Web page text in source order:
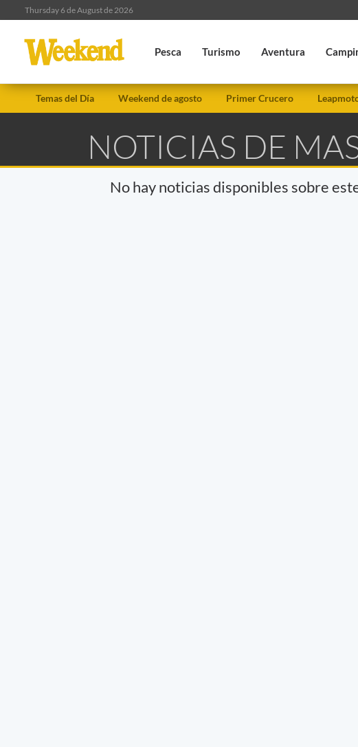
Thursday 6 de August de 2026
Pesca Turismo Aventura
Temas del Día Weekend de agosto Primer Crucero
NOTICIAS DE
No hay noticias disponibles sobre